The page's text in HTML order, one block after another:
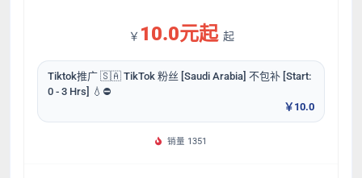
￥ 10.0元起 起
Tiktok推广 🇸🇦 TikTok 粉丝 [Saudi Arabia] 不包补 [Start:
0 - 3 Hrs] 💧⛔
￥10.0
销量 1351